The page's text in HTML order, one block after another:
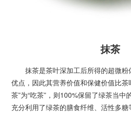
抹茶
抹茶是茶叶深加工后所得的超微
优点，因此其营养价值和保健价值比茶
茶”为“吃茶”，则100%保留了绿茶当中
充分利用了绿茶的膳食纤维、活性多糖